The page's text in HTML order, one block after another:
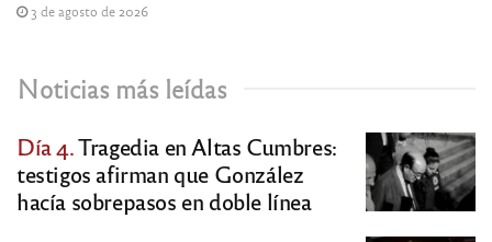
3 de agosto de 2026
Noticias más leídas
Día 4.Tragedia en Altas Cumbres:
testigos afirman que González
hacía sobrepasos en doble línea